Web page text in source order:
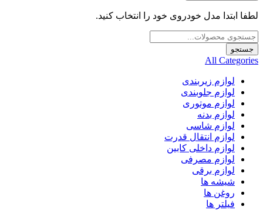
لطفا ابتدا مدل خودروی خود را انتخاب کنید.
Products
search
جستجو
All Categories
لوازم زیربندی
لوازم جلوبندی
لوازم موتوری
لوازم بدنه
لوازم شاسی
لوازم انتقال قدرت
لوازم داخلی کابین
لوازم مصرفی
لوازم برقی
شیشه ها
روغن ها
فیلتر ها